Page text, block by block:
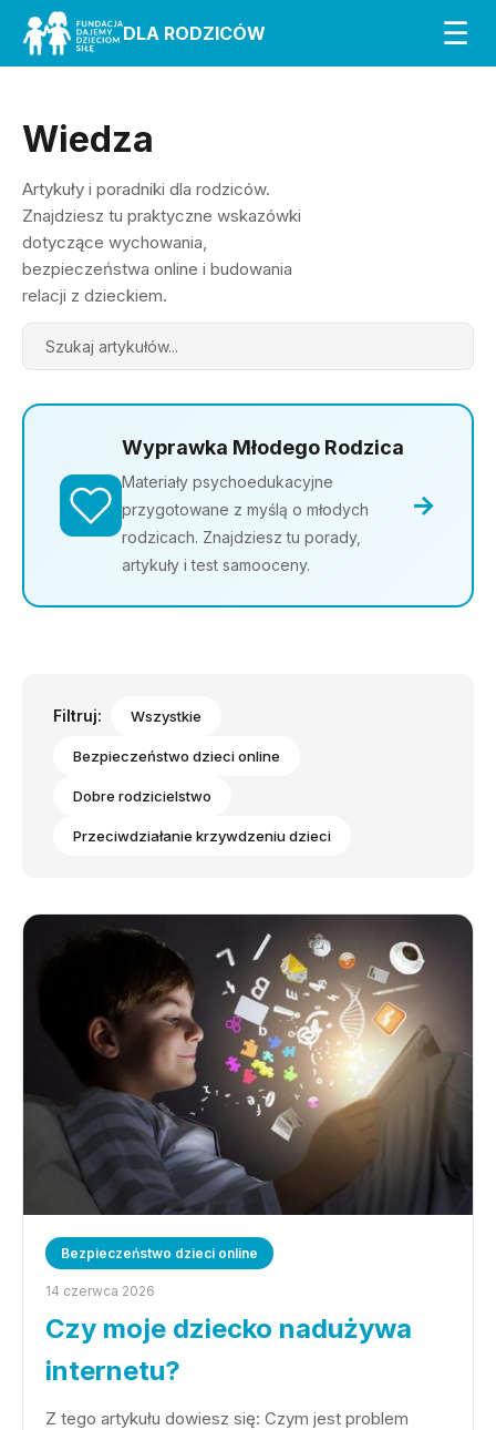
DLA RODZICÓW ☰
Wiedza
Artykuły i poradniki dla rodziców.
Znajdziesz tu praktyczne wskazówki
dotyczące wychowania,
bezpieczeństwa online i budowania
relacji z dzieckiem.
Search
Wyprawka Młodego Rodzica
Materiały psychoedukacyjne
przygotowane z myślą o młodych
rodzicach. Znajdziesz tu porady,
artykuły i test samooceny.
→
Filtruj: Wszystkie
Bezpieczeństwo dzieci online
Dobre rodzicielstwo
Przeciwdziałanie krzywdzeniu dzieci
Bezpieczeństwo dzieci online
14 czerwca 2026
Czy moje dziecko nadużywa
internetu?
Z tego artykułu dowiesz się: Czym jest problem